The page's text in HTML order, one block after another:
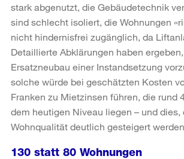
stark abgenutzt, die Gebäudetechnik
sind schlecht isoliert, die Wohnungen
nicht hindernisfrei zugänglich, da
Detaillierte Abklärungen haben
Ersatzneubau einer Instandsetzung
solche würde bei geschätzten Kosten
Franken zu Mietzinsen führen, die rund
dem heutigen Niveau liegen – und dies,
Wohnqualität deutlich gesteigert
130 statt 80 Wohnungen